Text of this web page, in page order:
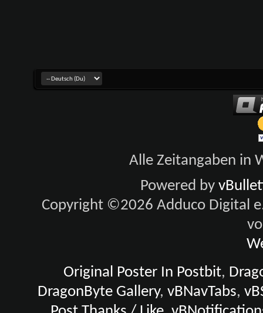
Alle Zeitangaben in
Powered by
Copyright ©2026 Adduco Digital
Original Poster In Postbit,
DragonByte Gallery,vBNavTabs,